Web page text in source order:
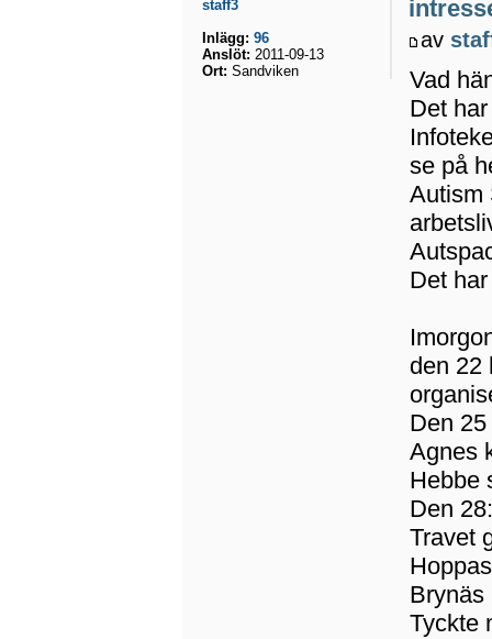
av
Vad
Det
se på
Autism
Det
den 22
Den
Agnes
Hebbe
Den
Travet
Brynäs
Tyckte
staff3
Inlägg: 96
Anslöt: 2011-09-13
Ort: Sandviken